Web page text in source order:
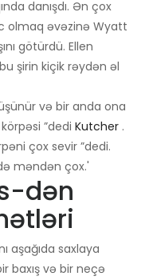
danışdı. Ən çox
olmaq əvəzinə Wyatt
götürdü. Ellen
şirin kiçik rəydən əl
və bir anda ona
körpəsi ”dedi Kutcher .
çox sevir ”dedi.
məndən çox.'
dən
aşağıda saxlaya
baxış və bir neçə